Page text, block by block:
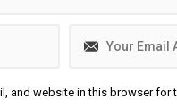
and website in this browser for